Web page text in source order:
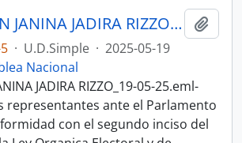
005_MOCION JANINA JADIRA RIZZO_19-05-25SESION DE PLENO N 002 ASAMBLEA NACIONAL 2025-2027
· U.D.Simple · 2025-05-19
Nacional
JADIRA RIZZO_19-05-25.eml-
representantes ante el Parlamento
con el segundo inciso del